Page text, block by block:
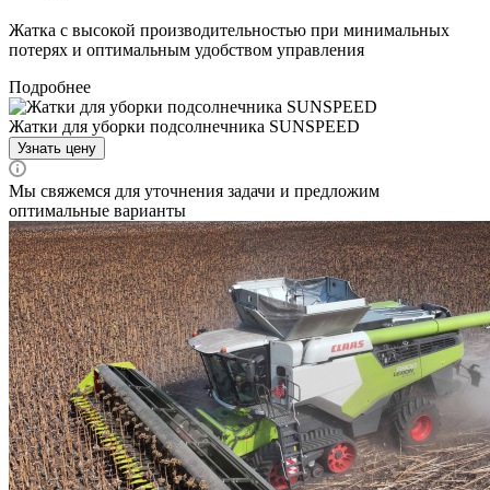
Жатка с высокой производительностью при минимальных
потерях и оптимальным удобством управления
Подробнее
Жатки для уборки подсолнечника SUNSPEED
Узнать цену
Мы свяжемся для уточнения задачи и предложим
оптимальные варианты